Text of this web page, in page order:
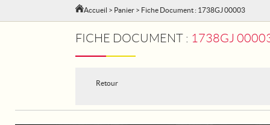
Accueil > Panier > Fiche Document : 1738GJ 00003
FICHE DOCUMENT : 1738GJ 00003 -
Retour